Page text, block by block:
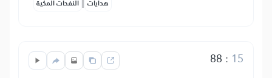
النفحات المكية
هدايات
88 : 15